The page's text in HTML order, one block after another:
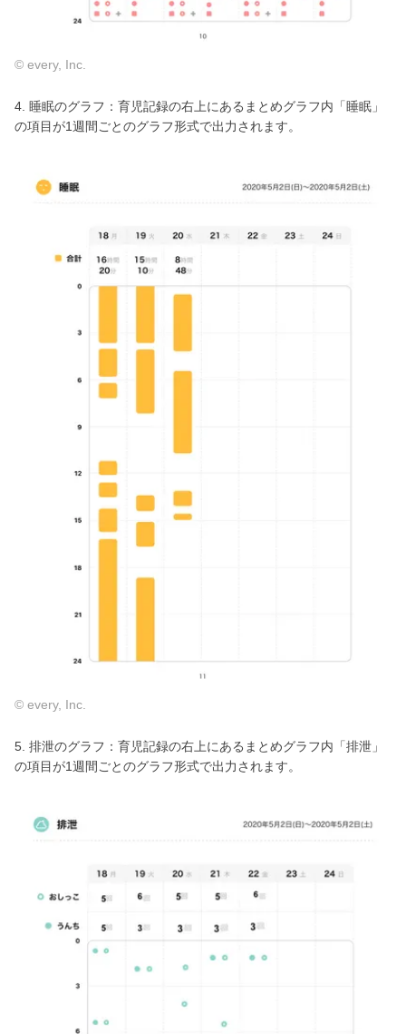
© every, Inc.
4. 睡眠のグラフ：育児記録の右上にあるまとめグラフ内「睡眠」
の項目が1週間ごとのグラフ形式で出力されます。
© every, Inc.
5. 排泄のグラフ：育児記録の右上にあるまとめグラフ内「排泄」
の項目が1週間ごとのグラフ形式で出力されます。